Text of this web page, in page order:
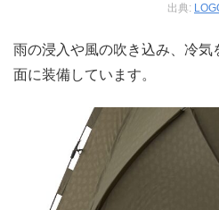
出典:
雨の浸入や風の吹き込み、冷気
面に装備しています。